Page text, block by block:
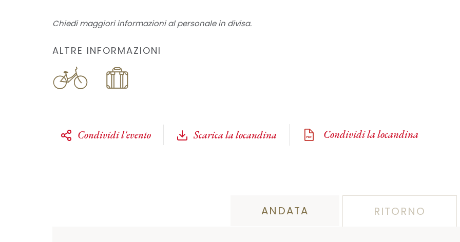
Chiedi maggiori informazioni al personale in divisa.
ALTRE INFORMAZIONI
Condividi l'evento Scarica la locandina Condividi la locandina
ANDATA RITORNO